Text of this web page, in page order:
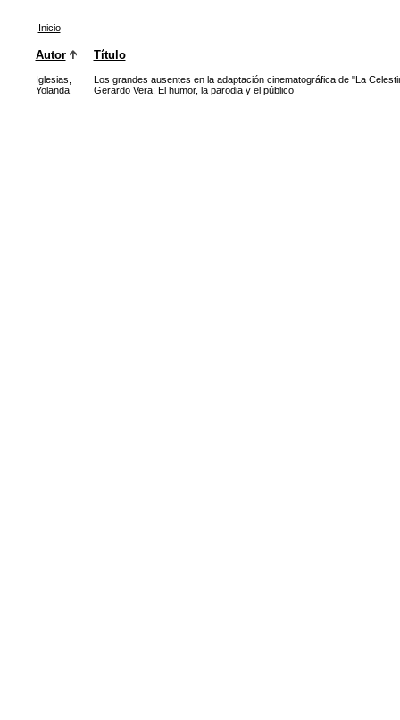
Inicio
Autor Título
Iglesias,
Yolanda
Los grandes ausentes en la adaptación cinematográfica de "La
Gerardo Vera: El humor, la parodia y el público